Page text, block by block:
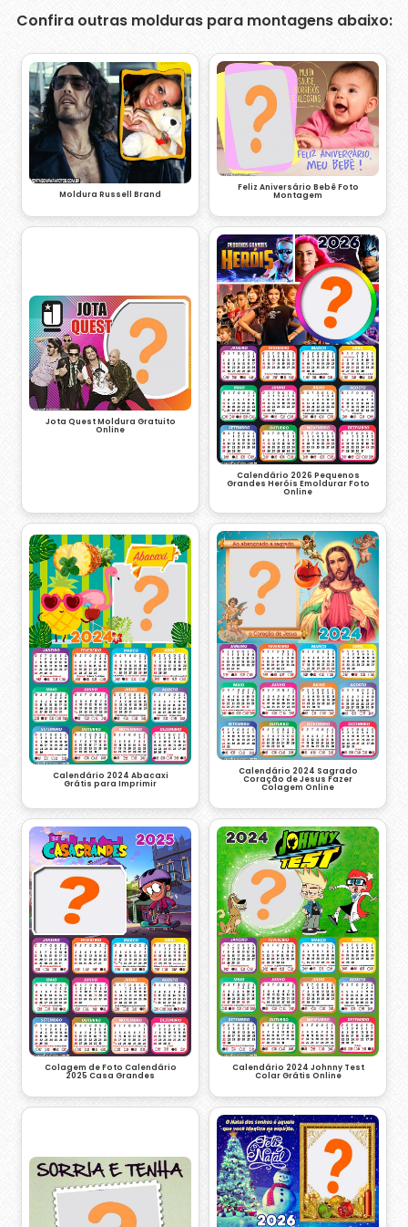
Confira outras molduras para montagens abaixo:
Moldura Russell Brand
Feliz Aniversário Bebê Foto
Montagem
Jota Quest Moldura Gratuito
Online
Calendário 2026 Pequenos
Grandes Heróis Emoldurar Foto
Online
Calendário 2024 Abacaxi
Grátis para Imprimir
Calendário 2024 Sagrado
Coração de Jesus Fazer
Colagem Online
Colagem de Foto Calendário
2025 Casa Grandes
Calendário 2024 Johnny Test
Colar Grátis Online